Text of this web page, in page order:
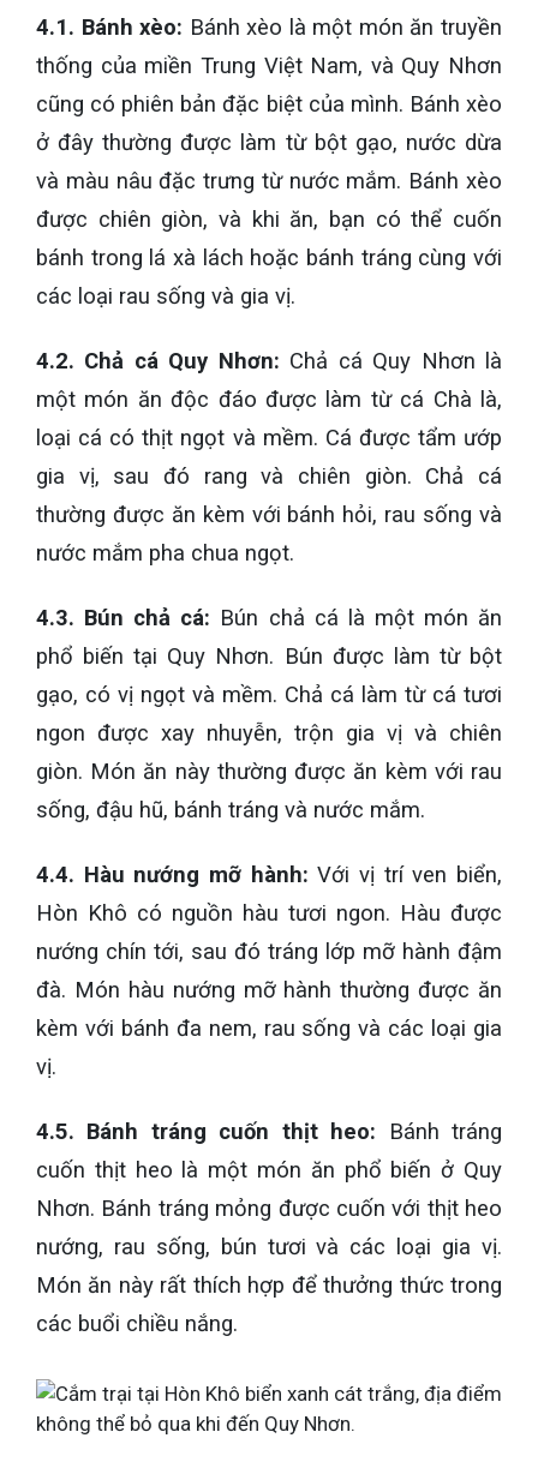
4.1. Bánh xèo: Bánh xèo là một món ăn truyền
thống của miền Trung Việt Nam, và Quy Nhơn
cũng có phiên bản đặc biệt của mình. Bánh xèo
ở đây thường được làm từ bột gạo, nước dừa
và màu nâu đặc trưng từ nước mắm. Bánh xèo
được chiên giòn, và khi ăn, bạn có thể cuốn
bánh trong lá xà lách hoặc bánh tráng cùng với
các loại rau sống và gia vị.
4.2. Chả cá Quy Nhơn: Chả cá Quy Nhơn là
một món ăn độc đáo được làm từ cá Chà là,
loại cá có thịt ngọt và mềm. Cá được tẩm ướp
gia vị, sau đó rang và chiên giòn. Chả cá
thường được ăn kèm với bánh hỏi, rau sống và
nước mắm pha chua ngọt.
4.3. Bún chả cá: Bún chả cá là một món ăn
phổ biến tại Quy Nhơn. Bún được làm từ bột
gạo, có vị ngọt và mềm. Chả cá làm từ cá tươi
ngon được xay nhuyễn, trộn gia vị và chiên
giòn. Món ăn này thường được ăn kèm với rau
sống, đậu hũ, bánh tráng và nước mắm.
4.4. Hàu nướng mỡ hành: Với vị trí ven biển,
Hòn Khô có nguồn hàu tươi ngon. Hàu được
nướng chín tới, sau đó tráng lớp mỡ hành đậm
đà. Món hàu nướng mỡ hành thường được ăn
kèm với bánh đa nem, rau sống và các loại gia
vị.
4.5. Bánh tráng cuốn thịt heo: Bánh tráng
cuốn thịt heo là một món ăn phổ biến ở Quy
Nhơn. Bánh tráng mỏng được cuốn với thịt heo
nướng, rau sống, bún tươi và các loại gia vị.
Món ăn này rất thích hợp để thưởng thức trong
các buổi chiều nắng.